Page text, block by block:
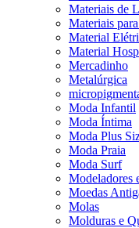
Materiais de
Materiais
Material
Material
Mercadinho
Metalúrgica
Moda Infantil
Moda Íntima
Moda Plus
Moda Praia
Moda Surf
Modeladores
Moedas
Molas
Molduras e